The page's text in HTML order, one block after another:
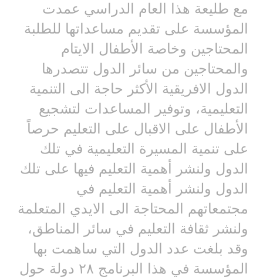
مع طليعة هذا العام الدراسي عمدت
المؤسسة على تقديم مساعداتها للطلبة
المحتاجين وخاصة الأطفال الايتام
والمحتاجين من سائر الدول تتصدرها
الدول الافريقية الأكثر حاجة الى التنمية
التعليمية، وتوفير المساعدات لتشجيع
الأطفال على الاقبال على التعليم حرصاً
على تنمية المسيرة التعليمية في تلك
الدول ولنشر أهمية التعليم فيها على تلك
الدول ولنشر أهمية التعليم في
مجتمعاتهم المحتاجة الى الايدي المتعلمة
ولنشر ثقافة التعليم في سائر المناطق،
وقد بلغت عدد الدول التي ساهمت بها
المؤسسة في هذا البرنامج ٢٨ دولة حول